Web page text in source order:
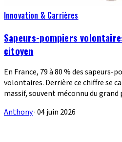
Innovation & Carrières
Sapeurs-pompiers
citoyen
En France, 79 à 80 % des sapeurs-
volontaires. Derrière ce chiffre se
massif, souvent méconnu du grand
Anthony·04 juin 2026